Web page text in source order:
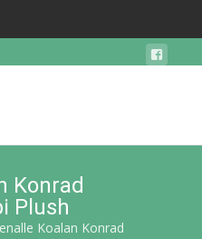
Konrad
Plush
Koalan Konrad